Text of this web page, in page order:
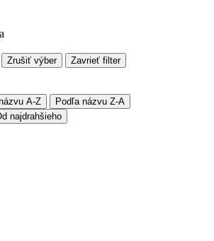
Zrušiť výber Zavrieť filter
A-Z
Podľa názvu Z-A
najdrahšieho